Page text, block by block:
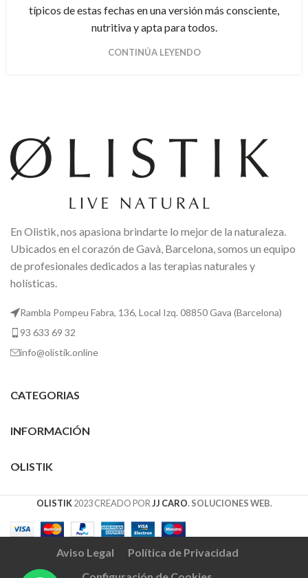
típicos de estas fechas en una versión más consciente,
nutritiva y apta para todos.
CONTINÚA LEYENDO
En Olistik, nos apasiona brindarte lo mejor de la naturaleza.
Ubicados en el corazón de Gavà, Barcelona, somos un equipo
de profesionales dedicados a las terapias naturales y
holísticas.
Rambla Pompeu Fabra, 136, Local Izq. 08850 Gava (Barcelona)
93 633 69 32
info@olistik.online
CATEGORIAS
INFORMACIÓN
OLISTIK
OLISTIK 2023 CREADO PORJJ CARO. SOLUCIONES WEB.
Aviso Legal
Política de Privacidad